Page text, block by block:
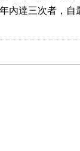
年內達三次者，